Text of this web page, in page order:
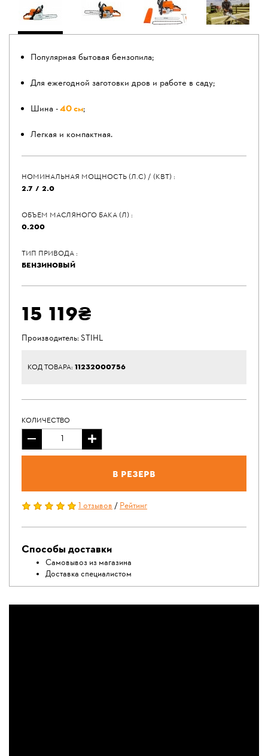
Популярная бытовая бензопила;
Для ежегодной заготовки дров и работе в саду;
Шина -40 см;
Легкая и компактная.
НОМИНАЛЬНАЯ МОЩНОСТЬ (Л.С) / (КВТ) :
2.7 / 2.0
ОБЪЕМ МАСЛЯНОГО БАКА (Л) :
0.200
ТИП ПРИВОДА :
БЕНЗИНОВЫЙ
15 119₴
Производитель:STIHL
КОД ТОВАРА: 11232000756
КОЛИЧЕСТВО
В резерв
1 отзывов/Рейтинг
Способы доставки
Самовывоз из магазина
Доставка специалистом